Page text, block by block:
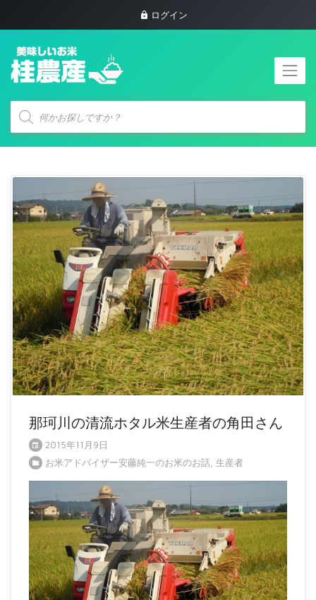
ログイン
商
索
那珂川の清流ホタル米生産者の角田さん
2015年11月9日
お米アドバイザー安藤純一のお米のお話, 生産者